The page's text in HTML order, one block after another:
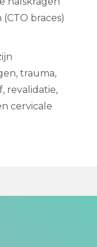
braces)
trauma,
revalidatie,
cervicale